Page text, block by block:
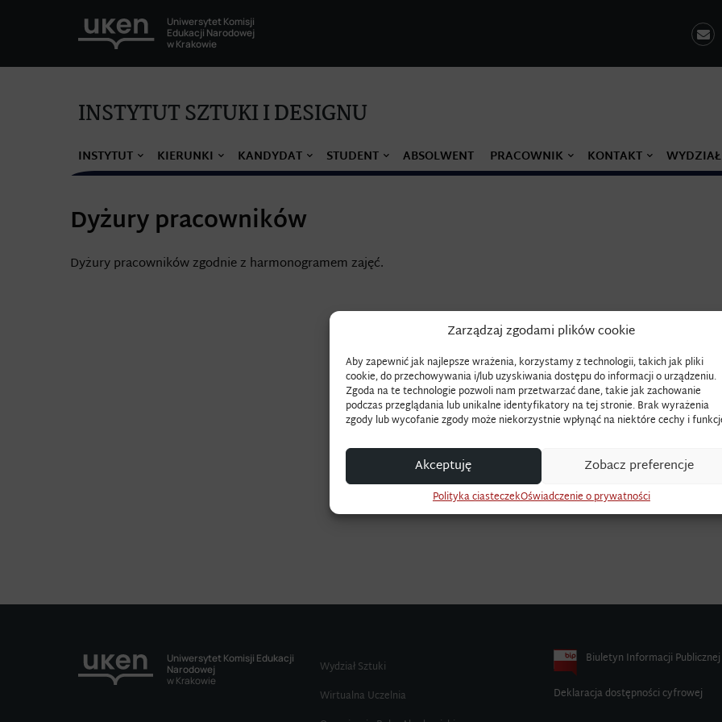
Zarządzaj zgodami plików cookie
Aby zapewnić jak najlepsze wrażenia, korzystamy z technologii, takich jak pliki
cookie, do przechowywania i/lub uzyskiwania dostępu do informacji o urządzeniu.
Zgoda na te technologie pozwoli nam przetwarzać dane, takie jak zachowanie
podczas przeglądania lub unikalne identyfikatory na tej stronie. Brak wyrażenia
zgody lub wycofanie zgody może niekorzystnie wpłynąć na niektóre cechy i
Akceptuję Zobacz preferencje
Polityka ciasteczekOświadczenie o prywatności
Uniwersytet Komisji
Edukacji Narodowej
w Krakowie
INSTYTUT SZTUKI I DESIGNU
INSTYTUT KIERUNKI KANDYDAT STUDENT ABSOLWENT PRACOWNIK KONTAKT
Dyżury pracowników
Dyżury pracowników zgodnie z harmonogramem zajęć.
Uniwersytet Komisji Edukacji
Narodowej
w Krakowie
Wydział Sztuki
Wirtualna Uczelnia
Biuletyn Informacji Publicznej
Deklaracja dostępności cyfrowej